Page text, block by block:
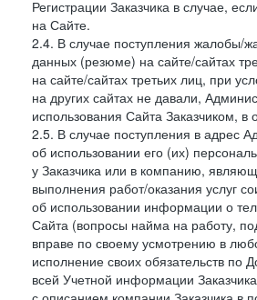
Регистрации Заказчика в случае,
на Сайте.
2.4. В случае поступления жалобы/
данных (резюме) на сайте/сайтах
на сайте/сайтах третьих лиц, при
на других сайтах не давали,
использования Сайта Заказчиком,
2.5. В случае поступления в адрес
об использовании его (их)
у Заказчика или в компанию,
выполнения работ/оказания услуг
об использовании информации о
Сайта (вопросы найма на работу,
вправе по своему усмотрению в
исполнение своих обязательств по
всей Учетной информации